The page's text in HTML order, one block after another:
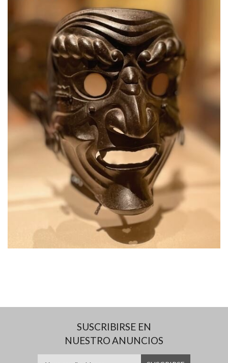
SUSCRIBIRSE EN
NUESTRO ANUNCIOS